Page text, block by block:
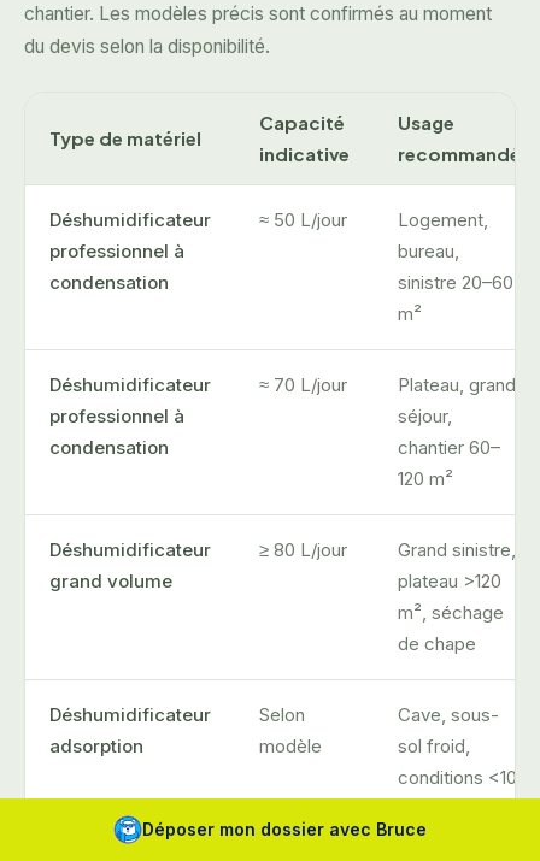
Déposer mon dossier avec Bruce
chantier. Les modèles précis sont confirmés au moment
du devis selon la disponibilité.
Type de matériel
Capacité
indicative
Usage
recommandé
Déshumidificateur
professionnel à
condensation
≈ 50 L/jour
Logement,
bureau,
sinistre 20–60
m²
Déshumidificateur
professionnel à
condensation
≈ 70 L/jour
Plateau, grand
séjour,
chantier 60–
120 m²
Déshumidificateur
grand volume
≥ 80 L/jour
Grand sinistre,
plateau >120
m², séchage
de chape
Déshumidificateur
adsorption
Selon
modèle
Cave, sous-
sol froid,
conditions <10